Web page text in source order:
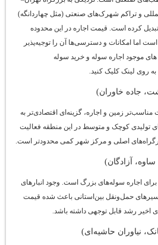
و تراکم شهرک‌های صنعتی (مثل چهاردانگه)
کرده است. قیمت اجاره در این محدوده
اما امکانات و دسترسی‌ها آن را توجیه‌پذیر
موجود اجاره سوله و خرید سوله
روی لینک کلیک کنید.
جاده خاوران)
زمین و اجاره، گزینه‌ای اقتصادی‌تر به
تولیدی کوچک و متوسط در این منطقه فعالیت
اصلی و مرکز شهر کمی محدودتر است.
آزادگان)
اجاره سوله‌های بزرگ است. وجود انبارهای
حمل‌ونقل بین‌استانی باعث شده قیمت
رشد قابل توجهی داشته باشد.
نیاوران حاشیه‌ای)